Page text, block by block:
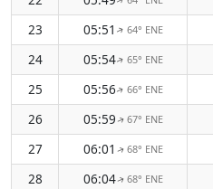
23
05:51 ↑ 64° ENE
24
05:54↑ 65° ENE
25
05:56↑ 66° ENE
26
05:59↑ 67° ENE
27
06:01 ↑ 68° ENE
28
06:04↑ 68° ENE